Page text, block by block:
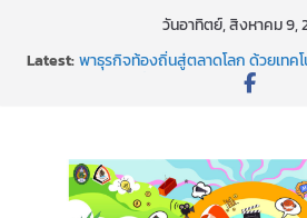
วันอาทิตย์, สิงหาคม 9,
Latest:พร้อมลุยแล้ว! ปักหมุดโรดแมป AI อั
พาธุรกิจท้องถิ่นสู่ตลาดโลก ด้วยเทคโน
นอกจากเทคโนโลยีจะล้ำ หัวใจคนทำ